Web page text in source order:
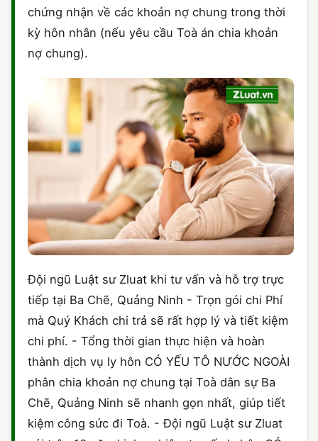
chứng nhận về các khoản nợ chung trong thời
kỳ hôn nhân (nếu yêu cầu Toà án chia khoản
nợ chung).
Đội ngũ Luật sư Zluat khi tư vấn và hỗ trợ trực
tiếp tại Ba Chẽ, Quảng Ninh - Trọn gói chi Phí
mà Quý Khách chi trả sẽ rất hợp lý và tiết kiệm
chi phí. - Tổng thời gian thực hiện và hoàn
thành dịch vụ ly hôn CÓ YẾU TÔ NƯỚC NGOÀI
phân chia khoản nợ chung tại Toà dân sự Ba
Chẽ, Quảng Ninh sẽ nhanh gọn nhất, giúp tiết
kiệm công sức đi Toà. - Đội ngũ Luật sư Zluat